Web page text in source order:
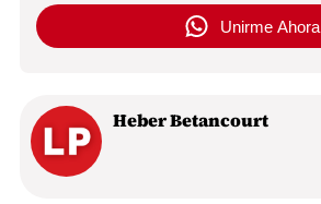
Unirme Ahora
Heber Betancourt